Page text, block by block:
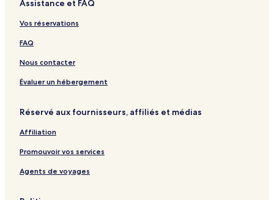
f
r
r
e
d
o
l
&
R
e
s
E
p
e
r
i
n
,
T
r
i
b
t
o
t
f
o
l
t
n
M
i
l
n
P
r
i
n
i
Assistance et FAQ
Vos réservations
FAQ
Nous contacter
Évaluer un hébergement
Réservé aux fournisseurs, affiliés et médias
Affiliation
Promouvoir vos services
Agents de voyages